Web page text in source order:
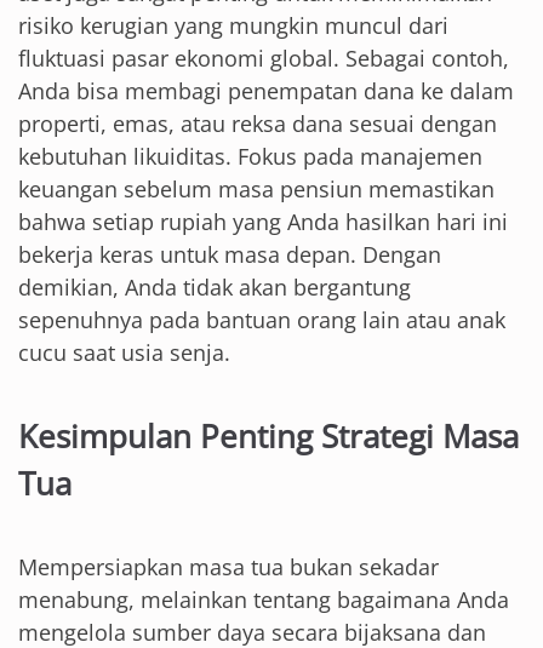
risiko kerugian yang mungkin muncul dari
fluktuasi pasar ekonomi global. Sebagai contoh,
Anda bisa membagi penempatan dana ke dalam
properti, emas, atau reksa dana sesuai dengan
kebutuhan likuiditas. Fokus pada manajemen
keuangan sebelum masa pensiun memastikan
bahwa setiap rupiah yang Anda hasilkan hari ini
bekerja keras untuk masa depan. Dengan
demikian, Anda tidak akan bergantung
sepenuhnya pada bantuan orang lain atau anak
cucu saat usia senja.
Kesimpulan Penting Strategi Masa
Tua
Mempersiapkan masa tua bukan sekadar
menabung, melainkan tentang bagaimana Anda
mengelola sumber daya secara bijaksana dan